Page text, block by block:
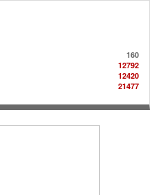
160
12792
12420
21477